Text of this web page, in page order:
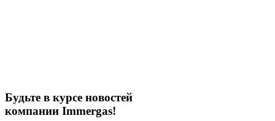
Будьте в курсе новостей
компании Immergas!